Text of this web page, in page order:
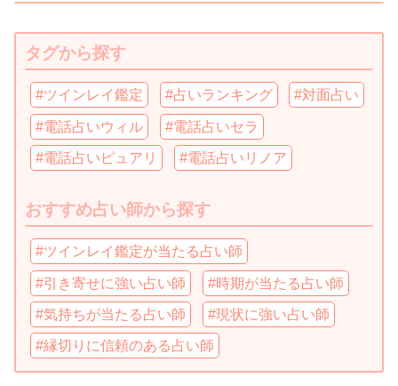
タグから探す
#ツインレイ鑑定 #占いランキング #対面占い
#電話占いウィル #電話占いセラ
#電話占いピュアリ #電話占いリノア
おすすめ占い師から探す
#ツインレイ鑑定が当たる占い師
#引き寄せに強い占い師 #時期が当たる占い師
#気持ちが当たる占い師 #現状に強い占い師
#縁切りに信頼のある占い師